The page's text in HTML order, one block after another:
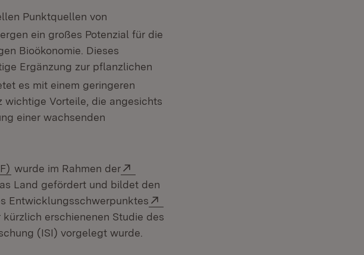
Punktquellen von
ein großes Potenzial für die
Bioökonomie. Dieses
Ergänzung zur pflanzlichen
es mit einem geringeren
wichtige Vorteile, die angesichts
einer wachsenden
(Öffnet in neuem Fenster)
wurde im Rahmen der
neuem Fenster)
Land gefördert und bildet den
Entwicklungsschwerpunktes
Fenster)
kürzlich erschienenen Studie des
(ISI) vorgelegt wurde.